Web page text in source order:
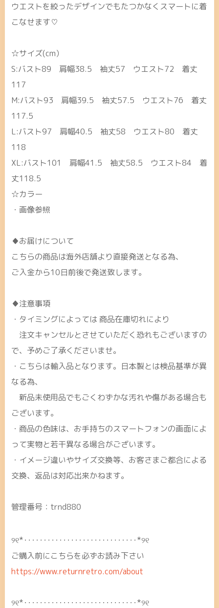
ウエストを絞ったデザインでもたつかなくスマートに着
こなせます♡
☆サイズ(cm）
S:バスト89 肩幅38.5 袖丈57 ウエスト72 着丈
117
M:バスト93 肩幅39.5 袖丈57.5 ウエスト76 着丈
117.5
L:バスト97 肩幅40.5 袖丈58 ウエスト80 着丈
118
XL:バスト101 肩幅41.5 袖丈58.5 ウエスト84 着
丈118.5
☆カラー
・画像参照
♦お届けについて
こちらの商品は海外店舗より直接発送となる為、
ご入金から10日前後で発送致します。
♦注意事項
・タイミングによっては 商品在庫切れにより
注文キャンセルとさせていただく恐れもございますの
で、予めご了承くださいませ。
・こちらは輸入品となります。日本製とは検品基準が異
なる為、
新品未使用品でもごくわずかな汚れや傷がある場合も
ございます。
・商品の色味は、お手持ちのスマートフォンの画面によ
って実物と若干異なる場合がございます。
・イメージ違いやサイズ交換等、お客さまご都合による
交換、返品は対応出来かねます。
管理番号：trnd880
୨୧*･････････････････････････････*୨୧
ご購入前にこちらを必ずお読み下さい
https://www.returnretro.com/about
୨୧*･････････････････････････････*୨୧